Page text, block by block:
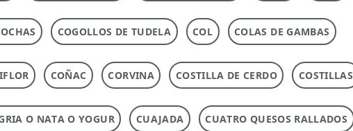
COGOLLOS DE TUDELA COL COLAS DE GAMBAS
COÑAC CORVINA COSTILLA DE CERDO COSTILLAS
O NATA O YOGUR CUAJADA CUATRO QUESOS RALLADOS